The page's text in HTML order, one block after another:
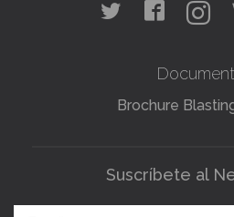
Brochure
Suscríbete al